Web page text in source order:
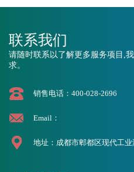
联系我们
请随时联系以了解更多服务项目,
求。
销售电话：400-028-2696
Email：
地址：成都市郫都区现代工